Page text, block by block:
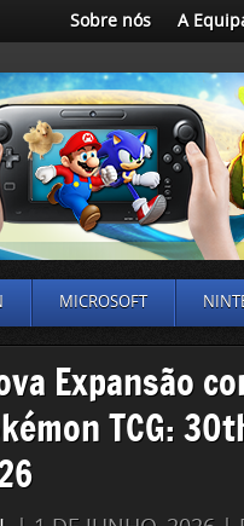
Sobre nós A
MICROSOFT
Expansão
TCG: